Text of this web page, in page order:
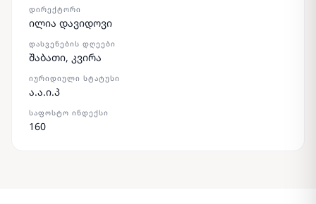
ᲓᲘᲠᲔᲥᲢᲝᲠᲘ
ილია დავიდოვი
ᲓᲐᲡᲕᲔᲜᲔᲑᲘᲡ ᲓᲦᲔᲔᲑᲘ
შაბათი, კვირა
ᲘᲣᲠᲘᲓᲘᲣᲚᲘ ᲡᲢᲐᲢᲣᲡᲘ
ა.ა.ი.პ
ᲡᲐᲤᲝᲡᲢᲝ ᲘᲜᲓᲔᲥᲡᲘ
160